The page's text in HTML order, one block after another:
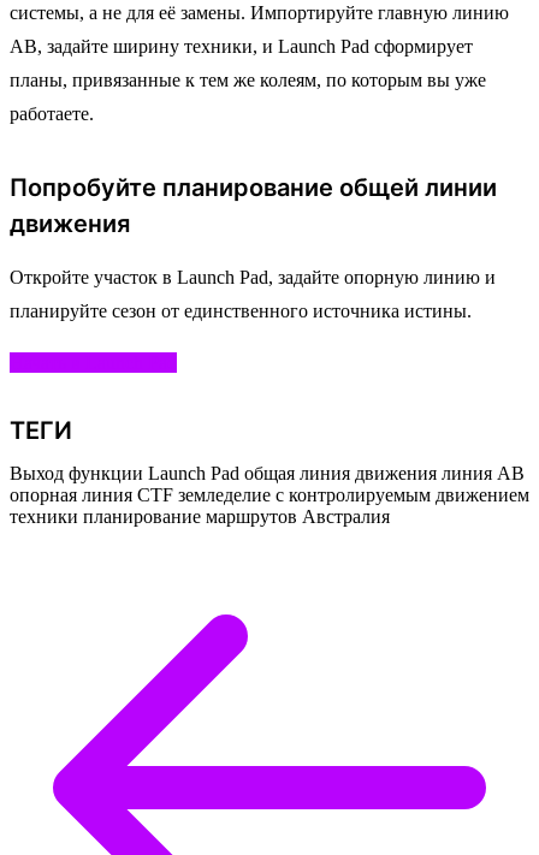
системы, а не для её замены. Импортируйте главную линию
AB, задайте ширину техники, и Launch Pad сформирует
планы, привязанные к тем же колеям, по которым вы уже
работаете.
Попробуйте планирование общей линии
движения
Откройте участок в Launch Pad, задайте опорную линию и
планируйте сезон от единственного источника истины.
ТЕГИ
Выход функции Launch Pad общая линия движения линия AB
опорная линия CTF земледелие с контролируемым движением
техники планирование маршрутов Австралия